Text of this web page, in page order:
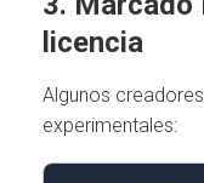
licencia
Algunos
experimentales: